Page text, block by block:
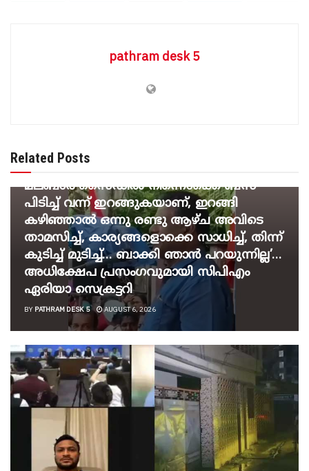
pathram desk 5
Related Posts
‘ഖദറുകാരെക്കൊണ്ട് വലിയ
ബുദ്ധിമുട്ടാണ്… ഈ മലപ്പുറം, കാസർകോട്,
മലബാർ സൈഡിൽ നിന്നൊക്കെ ബസ്
പിടിച്ച് വന്ന് ഇറങ്ങുകയാണ്, ഇറങ്ങി
കഴിഞ്ഞാൽ ഒന്നു രണ്ടു ആഴ്ച അവിടെ
താമസിച്ച്, കാര്യങ്ങളൊക്കെ സാധിച്ച്, തിന്ന്
കുടിച്ച് മുടിച്ച്… ബാക്കി ഞാൻ പറയുന്നില്ല’…
അധിക്ഷേപ പ്രസംഗവുമായി സിപിഎം
ഏരിയാ സെക്രട്ടറി
BY PATHRAM DESK 5 AUGUST 6, 2026